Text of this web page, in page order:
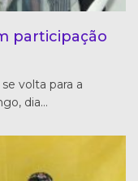
participação
volta para a
dia…